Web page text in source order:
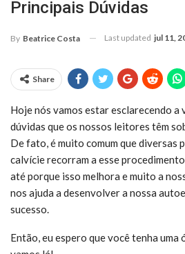
Principais Dúvidas
By Beatrice Costa Last updated jul 11,
Share
Hoje nós vamos estar esclarecendo a
dúvidas que os nossos leitores têm
De fato, é muito comum que diversas
calvície recorram a esse
até porque isso melhora e muito a
nos ajuda a desenvolver a nossa
sucesso.
Então, eu espero que você tenha